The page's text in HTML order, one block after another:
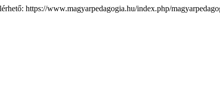
https://www.magyarpedagogia.hu/index.php/